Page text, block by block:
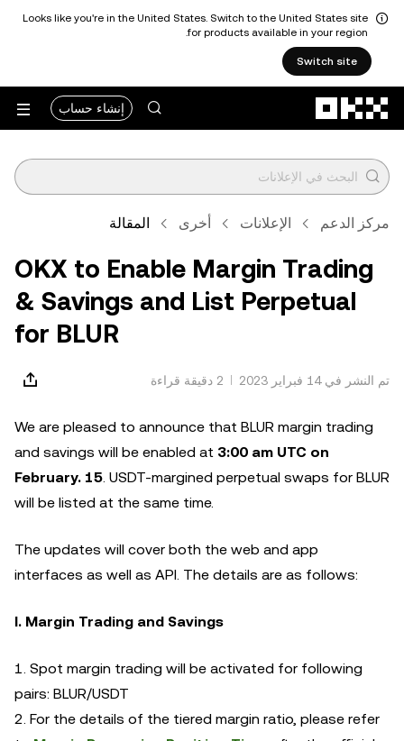
Looks like you're in the United States. Switch to the United States site
for products available in your region.
Switch site
إنشاء حساب
مركز الدعم الإعلانات أخرى المقالة
OKX to Enable Margin Trading
& Savings and List Perpetual
for BLUR
تم النشر في ‏14 فبراير 2023 2 دقيقة قراءة
We are pleased to announce that BLUR margin trading
and savings will be enabled at 3:00 am UTC on
February. 15. USDT-margined perpetual swaps for BLUR
will be listed at the same time.
The updates will cover both the web and app
interfaces as well as API. The details are as follows:
I. Margin Trading and Savings
1. Spot margin trading will be activated for following
pairs: BLUR/USDT
2. For the details of the tiered margin ratio, please refer